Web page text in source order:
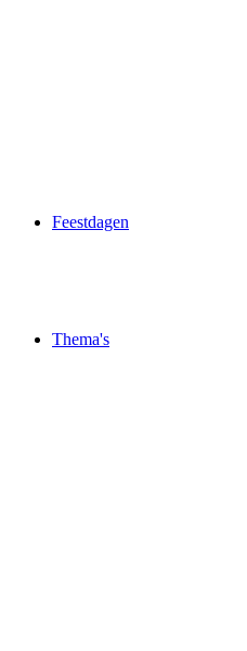
Feestdagen
Thema's